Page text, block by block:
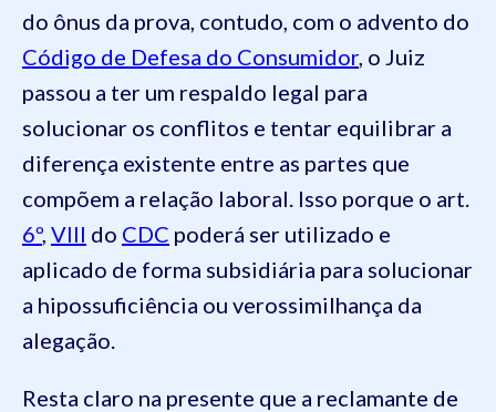
do ônus da prova, contudo, com o advento do
Código de Defesa do Consumidor, o Juiz
passou a ter um respaldo legal para
solucionar os conflitos e tentar equilibrar a
diferença existente entre as partes que
compõem a relação laboral. Isso porque o art.
6º, VIII do CDC poderá ser utilizado e
aplicado de forma subsidiária para solucionar
a hipossuficiência ou verossimilhança da
alegação.
Resta claro na presente que a reclamante de